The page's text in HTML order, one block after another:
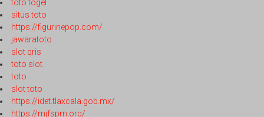
toto togel
situs toto
https://figurinepop.com/
jawaratoto
slot qris
toto slot
toto
slot toto
https://idet.tlaxcala.gob.mx/
https://mjfspm.org/